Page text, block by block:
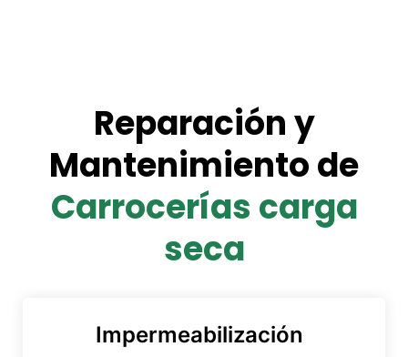
Reparación y
Mantenimiento de
Carrocerías carga
seca
Impermeabilización